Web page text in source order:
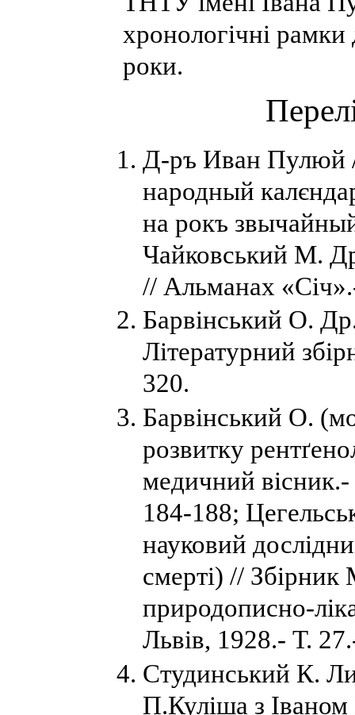
хронологічні
роки.
Д-ръ Иван Пулюй
народный
на рокъ
Чайковський М.
// Альманах
Барвінський О.
Літературний
320.
Барвінський О.
розвитку
медичний
184-188;
науковий
смерті) //
природописно-
Львів, 1928.- Т.
Студинський К.
П.Куліша з